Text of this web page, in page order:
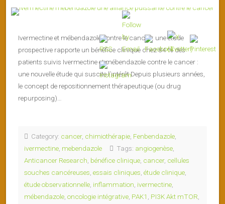
Ivermectine et mébendazole contre le cancer : une étude
prospective rapporte un bénéfice clinique chez 84 % des
patients suivis Ivermectine et mébendazole contre le cancer :
une nouvelle étude qui suscite l’intérêt Depuis plusieurs années,
le concept de repositionnement thérapeutique (ou drug
repurposing)…
Category: cancer, chimiothérapie Fenbendazole
ivermectine mebendazole Tags: angiogenèse
Anticancer Research bénéfice clinique cancer, cellules
souches cancéreuses essais cliniques étude clinique
étude observationnelle inflammation ivermectine
mébendazole oncologie intégrative PAK1 PI3K Akt mTOR